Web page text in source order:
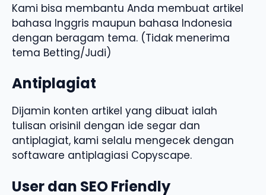
Kami bisa membantu Anda membuat artikel
bahasa Inggris maupun bahasa Indonesia
dengan beragam tema. (Tidak menerima
tema Betting/Judi)
Antiplagiat
Dijamin konten artikel yang dibuat ialah
tulisan orisinil dengan ide segar dan
antiplagiat, kami selalu mengecek dengan
softaware antiplagiasi Copyscape.
User dan SEO Friendly